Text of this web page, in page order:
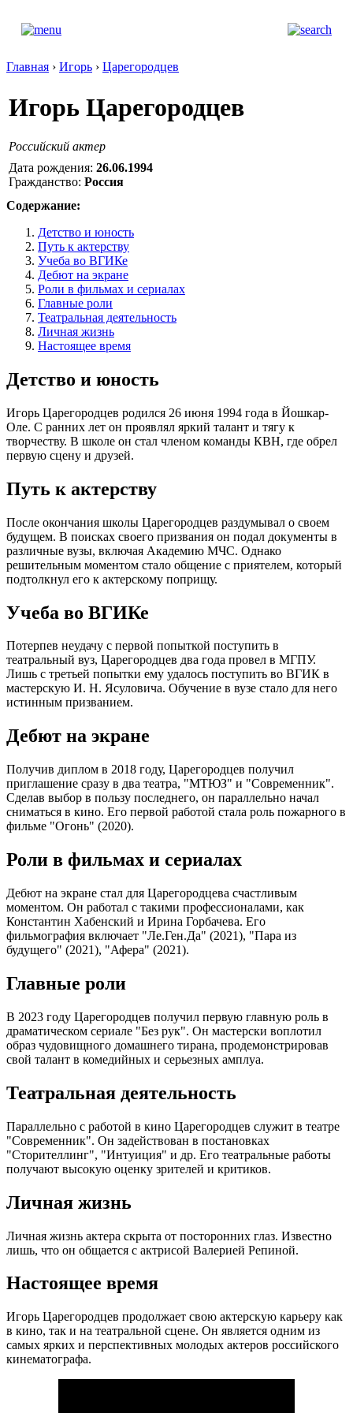
Главная › Игорь › Царегородцев
Игорь Царегородцев
Российский актер
Дата рождения: 26.06.1994
Гражданство: Россия
Содержание:
Детство и юность
Путь к актерству
Учеба во ВГИКе
Дебют на экране
Роли в фильмах и сериалах
Главные роли
Театральная деятельность
Личная жизнь
Настоящее время
Детство и юность
Игорь Царегородцев родился 26 июня 1994 года в Йошкар-
Оле. С ранних лет он проявлял яркий талант и тягу к
творчеству. В школе он стал членом команды КВН, где обрел
первую сцену и друзей.
Путь к актерству
После окончания школы Царегородцев раздумывал о своем
будущем. В поисках своего призвания он подал документы в
различные вузы, включая Академию МЧС. Однако
решительным моментом стало общение с приятелем, который
подтолкнул его к актерскому поприщу.
Учеба во ВГИКе
Потерпев неудачу с первой попыткой поступить в
театральный вуз, Царегородцев два года провел в МГПУ.
Лишь с третьей попытки ему удалось поступить во ВГИК в
мастерскую И. Н. Ясуловича. Обучение в вузе стало для него
истинным призванием.
Дебют на экране
Получив диплом в 2018 году, Царегородцев получил
приглашение сразу в два театра, "МТЮЗ" и "Современник".
Сделав выбор в пользу последнего, он параллельно начал
сниматься в кино. Его первой работой стала роль пожарного в
фильме "Огонь" (2020).
Роли в фильмах и сериалах
Дебют на экране стал для Царегородцева счастливым
моментом. Он работал с такими профессионалами, как
Константин Хабенский и Ирина Горбачева. Его
фильмография включает "Ле.Ген.Да" (2021), "Пара из
будущего" (2021), "Афера" (2021).
Главные роли
В 2023 году Царегородцев получил первую главную роль в
драматическом сериале "Без рук". Он мастерски воплотил
образ чудовищного домашнего тирана, продемонстрировав
свой талант в комедийных и серьезных амплуа.
Театральная деятельность
Параллельно с работой в кино Царегородцев служит в театре
"Современник". Он задействован в постановках
"Сторителлинг", "Интуиция" и др. Его театральные работы
получают высокую оценку зрителей и критиков.
Личная жизнь
Личная жизнь актера скрыта от посторонних глаз. Известно
лишь, что он общается с актрисой Валерией Репиной.
Настоящее время
Игорь Царегородцев продолжает свою актерскую карьеру как
в кино, так и на театральной сцене. Он является одним из
самых ярких и перспективных молодых актеров российского
кинематографа.